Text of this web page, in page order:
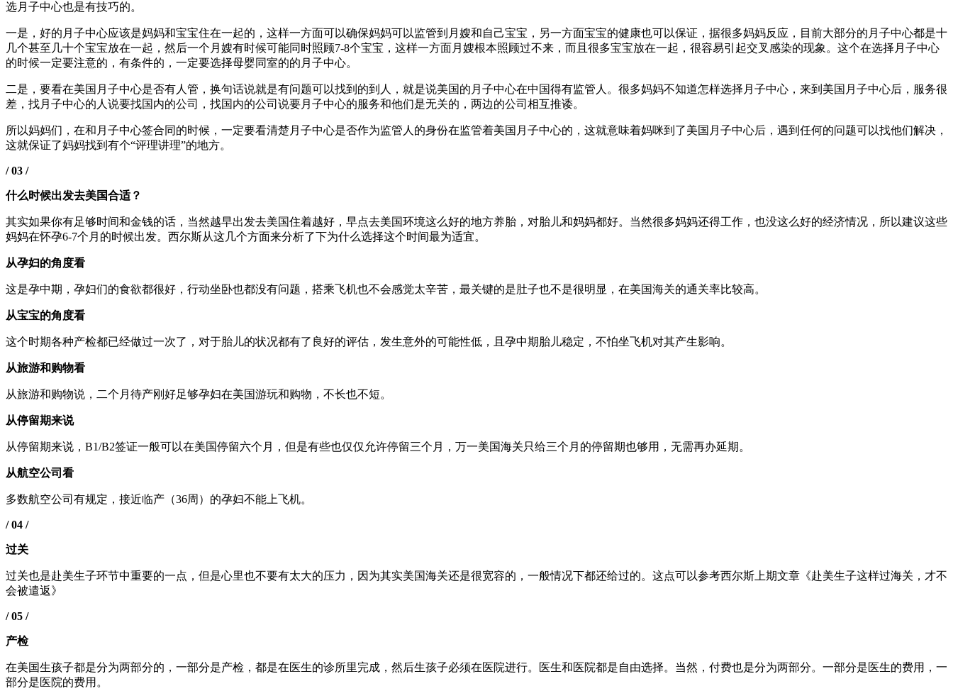
选月子中心也是有技巧的。
一是，好的月子中心应该是妈妈和宝宝住在一起的，这样一方面可以确保妈妈可以监管到月嫂和自己宝宝，另一方面宝宝的健康也可以保证，据很多妈妈反应，目前大部分的月子中心都是十
几个甚至几十个宝宝放在一起，然后一个月嫂有时候可能同时照顾7-8个宝宝，这样一方面月嫂根本照顾过不来，而且很多宝宝放在一起，很容易引起交叉感染的现象。这个在选择月子中心
的时候一定要注意的，有条件的，一定要选择母婴同室的的月子中心。
二是，要看在美国月子中心是否有人管，换句话说就是有问题可以找到的到人，就是说美国的月子中心在中国得有监管人。很多妈妈不知道怎样选择月子中心，来到美国月子中心后，服务很
差，找月子中心的人说要找国内的公司，找国内的公司说要月子中心的服务和他们是无关的，两边的公司相互推诿。
所以妈妈们，在和月子中心签合同的时候，一定要看清楚月子中心是否作为监管人的身份在监管着美国月子中心的，这就意味着妈咪到了美国月子中心后，遇到任何的问题可以找他们解决，
这就保证了妈妈找到有个“评理讲理”的地方。
/ 03 /
什么时候出发去美国合适？
其实如果你有足够时间和金钱的话，当然越早出发去美国住着越好，早点去美国环境这么好的地方养胎，对胎儿和妈妈都好。当然很多妈妈还得工作，也没这么好的经济情况，所以建议这些
妈妈在怀孕6-7个月的时候出发。西尔斯从这几个方面来分析了下为什么选择这个时间最为适宜。
从孕妇的角度看
这是孕中期，孕妇们的食欲都很好，行动坐卧也都没有问题，搭乘飞机也不会感觉太辛苦，最关键的是肚子也不是很明显，在美国海关的通关率比较高。
从宝宝的角度看
这个时期各种产检都已经做过一次了，对于胎儿的状况都有了良好的评估，发生意外的可能性低，且孕中期胎儿稳定，不怕坐飞机对其产生影响。
从旅游和购物看
从旅游和购物说，二个月待产刚好足够孕妇在美国游玩和购物，不长也不短。
从停留期来说
从停留期来说，B1/B2签证一般可以在美国停留六个月，但是有些也仅仅允许停留三个月，万一美国海关只给三个月的停留期也够用，无需再办延期。
从航空公司看
多数航空公司有规定，接近临产（36周）的孕妇不能上飞机。
/ 04 /
过关
过关也是赴美生子环节中重要的一点，但是心里也不要有太大的压力，因为其实美国海关还是很宽容的，一般情况下都还给过的。这点可以参考西尔斯上期文章《赴美生子这样过海关，才不
会被遣返》
/ 05 /
产检
在美国生孩子都是分为两部分的，一部分是产检，都是在医生的诊所里完成，然后生孩子必须在医院进行。医生和医院都是自由选择。当然，付费也是分为两部分。一部分是医生的费用，一
部分是医院的费用。